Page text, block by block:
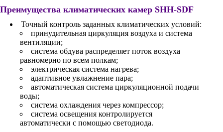
Преимущества климатических камер SHH-SDF
Точный контроль заданных климатических условий:
принудительная циркуляция воздуха и система
вентиляции;
система обдува распределяет поток воздуха
равномерно по всем полкам;
электрическая система нагрева;
адаптивное увлажнение пара;
автоматическая система циркуляционной подачи
воды;
cистема охлаждения через компрессор;
система освещения контролируется
автоматически с помощью светодиода.